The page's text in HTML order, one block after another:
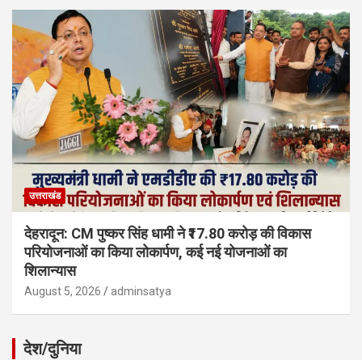
उत्तराखंड
देहरादून: CM पुष्कर सिंह धामी ने ₹17.80 करोड़ की विकास
परियोजनाओं का किया लोकार्पण, कई नई योजनाओं का
शिलान्यास
August 5, 2026 adminsatya
देश/दुनिया